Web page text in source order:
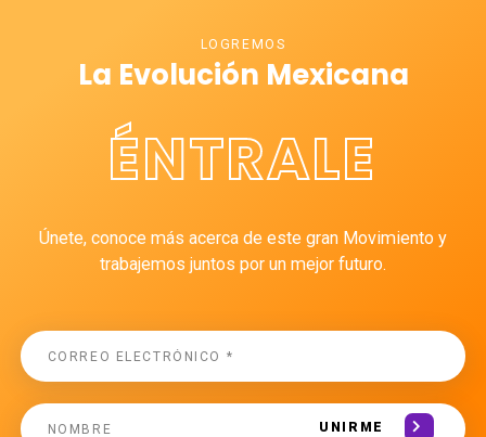
LOGREMOS
La Evolución Mexicana
ÉNTRALE
Únete, conoce más acerca de este gran Movimiento y
trabajemos juntos por un mejor futuro.
UNIRME